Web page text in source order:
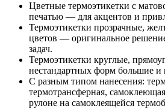
Цветные термоэтикетки с
печатью — для акцентов и
Термоэтикетки прозрачные,
цветов — оригинальное
задач.
Термоэтикетки круглые,
нестандартных форм большие и
С разным типом нанесения:
термотрансферная,
рулоне на самоклеящейся